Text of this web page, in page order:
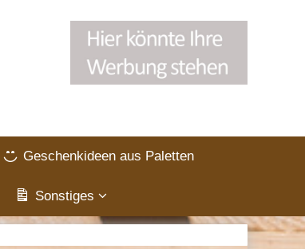
Geschenkideen aus Paletten
Sonstiges